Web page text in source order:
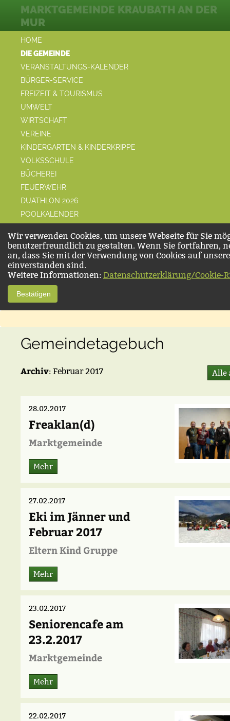
HOME
DIE GEMEINDE
VERANSTALTUNGS-KALENDER
BÜRGER-SERVICE
FREIZEIT & TOURISMUS
UMWELT
WIRTSCHAFT
VEREINE
KINDERGARTEN & KINDERKRIPPE
VOLKSSCHULE
BÜCHEREI
FEUERWEHR
DUATHLON 2026
POOLKALENDER
MARKTGEMEINDE KRAUBATH AN DER
MUR
Wir verwenden Cookies, um unsere Webseite für Sie
benutzerfreundlich zu gestalten. Wenn Sie fortfahren,
an, dass Sie mit der Verwendung von Cookies auf
einverstanden sind.
Weitere Informationen: Datenschutzerklärung/Cookie-
Bestätigen
Gemeindetagebuch
Archiv: Februar 2017 Alle
28.02.2017
Freaklan(d)
Marktgemeinde
Mehr
27.02.2017
Eki im Jänner und
Februar 2017
Eltern Kind Gruppe
Mehr
23.02.2017
Seniorencafe am
23.2.2017
Marktgemeinde
Mehr
22.02.2017